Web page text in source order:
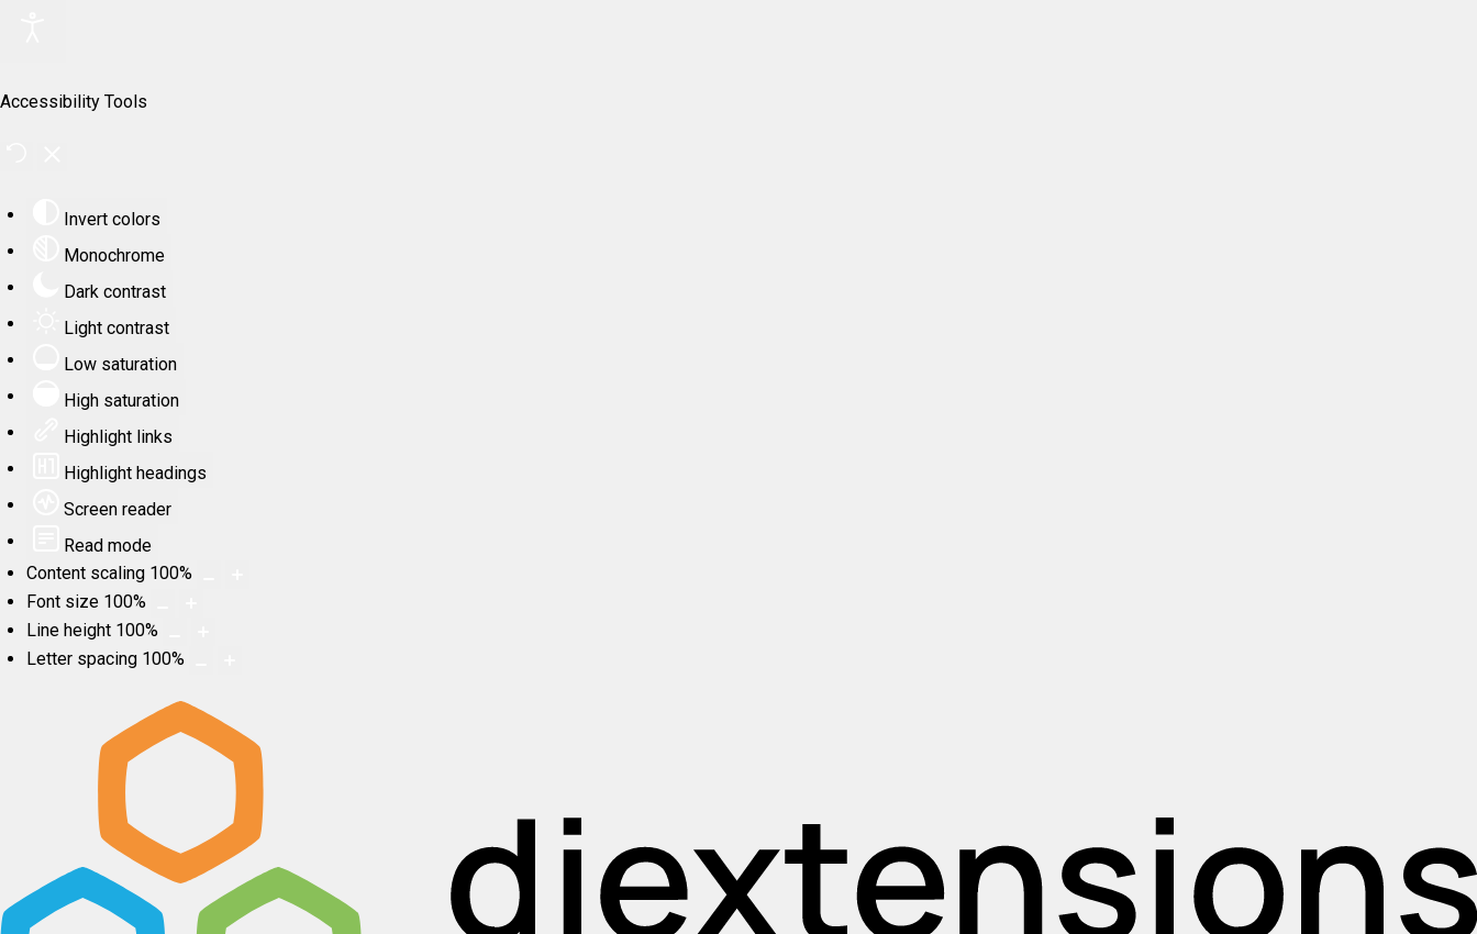
Accessibility Tools
Invert colors
Monochrome
Dark contrast
Light contrast
Low saturation
High saturation
Highlight links
Highlight headings
Screen reader
Read mode
Content scaling 100%
Font size 100%
Line height 100%
Letter spacing 100%